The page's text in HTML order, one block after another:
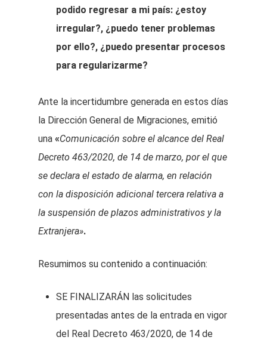
podido regresar a mi país: ¿estoy
irregular?, ¿puedo tener problemas
por ello?, ¿puedo presentar procesos
para regularizarme?
Ante la incertidumbre generada en estos días
la Dirección General de Migraciones, emitió
una «Comunicación sobre el alcance del Real
Decreto 463/2020, de 14 de marzo, por el que
se declara el estado de alarma, en relación
con la disposición adicional tercera relativa a
la suspensión de plazos administrativos y la
Extranjera».
Resumimos su contenido a continuación:
SE FINALIZARÁN las solicitudes
presentadas antes de la entrada en vigor
del Real Decreto 463/2020, de 14 de